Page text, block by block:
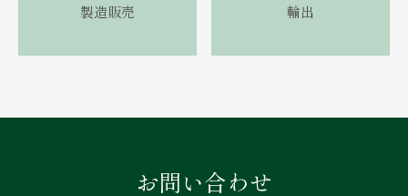
製造販売
輸出
お問い合わせ